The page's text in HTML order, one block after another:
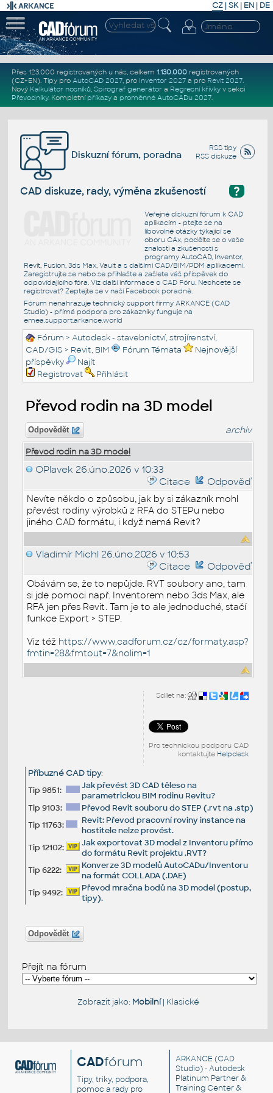
CZ | SK| EN | DE
Přes 123.000 registrovaných u nás, celkem 1.130.000registrovaných
(CZ+EN). Tipy pro AutoCAD 2027, pro Inventor 2027a pro Revit 2027.
Nový Kalkulátor nosníků, Spirograf generátor a Regresní křivkyv sekci
Převodníky. Kompletní příkazya proměnné AutoCADu 2027.
RSS tipy
RSS diskuze
Diskuzní fórum, poradna
?
CAD diskuze, rady, výměna zkušeností
Veřejné diskuzní fórum k CAD
aplikacím - ptejte se na
libovolné otázky týkající se
oboru CAx, podělte se o vaše
znalosti a zkušenosti s
programy AutoCAD, Inventor,
Revit, Fusion, 3ds Max, Vault a s dalšími CAD/BIM/PDM aplikacemi.
Zaregistrujte se nebo se přihlašte a zašlete váš příspěvek do
odpovídajícího fóra. Viz další informace o CAD Fóru. Nechcete se
registrovat? Zeptejte se v naší Facebook poradně.
Fórum nenahrazuje technický support firmy ARKANCE (CAD
Studio) - přímá podpora pro zákazníky funguje na
emea.support.arkance.world
Fórum >Autodesk - stavebnictví, strojírenství,
CAD/GIS > Revit, BIM Fórum Témata
Nejnovější
příspěvky
Najít
Registrovat
Přihlásit
Převod rodin na 3D model
Odpovědět archiv
Převod rodin na 3D model
OPlavek 26.úno.2026 v 10:33
Citace
Odpověď
Nevíte někdo o způsobu, jak by si zákazník mohl
převést rodiny výrobků z RFA do STEPu nebo
jiného CAD formátu, i když nemá Revit?
Vladimír Michl 26.úno.2026 v 10:53
Citace
Odpověď
Obávám se, že to nepůjde. RVT soubory ano, tam
si jde pomoci např. Inventorem nebo 3ds Max, ale
RFA jen přes Revit. Tam je to ale jednoduché, stačí
funkce Export > STEP.
Viz též https://www.cadforum.cz/cz/formaty.asp?
fmtin=28&fmtout=7&nolim=1
Sdílet na:
Pro technickou podporu CAD
kontaktujte Helpdesk
Příbuzné CAD tipy:
Tip 9851:
Jak převést 3D CAD těleso na
parametrickou BIM rodinu Revitu?
Tip 9103:
Převod Revit souboru do STEP (.rvt na .stp)
Tip 11763:
Revit: Převod pracovní roviny instance na
hostitele nelze provést.
Tip 12102:
Jak exportovat 3D model z Inventoru přímo
do formátu Revit projektu .RVT?
Tip 6222:
Konverze 3D modelů AutoCADu/Inventoru
na formát COLLADA (.DAE)
Tip 9492:
Převod mračna bodů na 3D model (postup,
tipy).
Odpovědět
Přejít na fórum
Zobrazit jako: Mobilní| Klasické
CADfórum
Tipy, triky, podpora,
pomoc a rady pro
ARKANCE (CAD
Studio) - Autodesk
Platinum Partner &
Training Center &